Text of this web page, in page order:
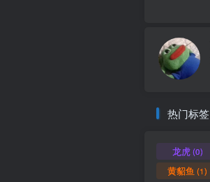
热门标签
龙虎(0)
黄貂鱼 (1)